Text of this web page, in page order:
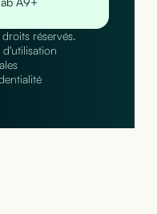
réservés.